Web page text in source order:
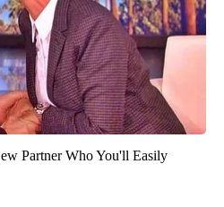
Partner Who You'll Easily